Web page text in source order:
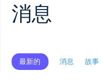
消息
最新的 消息 故事